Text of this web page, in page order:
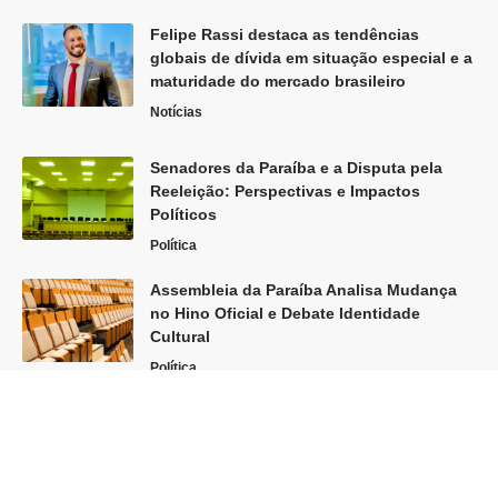
Felipe Rassi destaca as tendências
globais de dívida em situação especial e a
maturidade do mercado brasileiro
Notícias
Senadores da Paraíba e a Disputa pela
Reeleição: Perspectivas e Impactos
Políticos
Política
Assembleia da Paraíba Analisa Mudança
no Hino Oficial e Debate Identidade
Cultural
Política